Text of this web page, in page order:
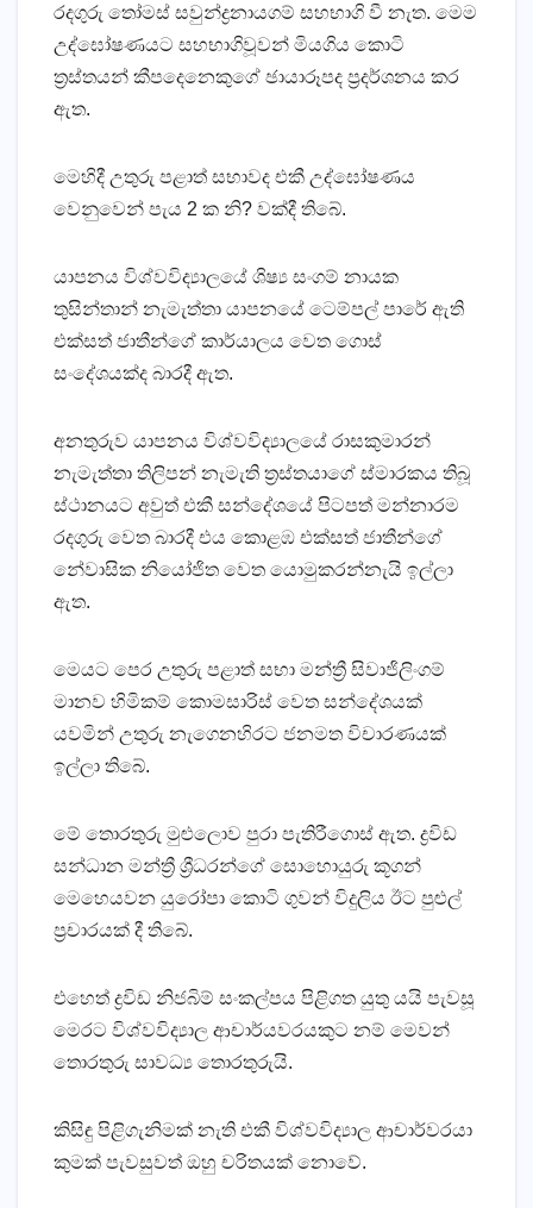
රදගුරු තෝමස්‌ සවුන්ද්‍රනායගම් සහභාගි වී නැත. මෙම
උද්ඝෝෂණයට සහභාගිවූවන් මියගිය කොටි
ත්‍රස්‌තයන් කීපදෙනෙකුගේ ඡායාරූපද ප්‍රදර්ශනය කර
ඇත.
මෙහිදී උතුරු පළාත් සභාවද එකී උද්ඝෝෂණය
වෙනුවෙන් පැය 2 ක නි? වක්‌දී තිබේ.
යාපනය විශ්වවිද්‍යාලයේ ශිෂ්‍ය සංගම් නායක
තුසින්තාන් නැමැත්තා යාපනයේ ටෙම්පල් පාරේ ඇති
එක්‌සත් ජාතීන්ගේ කාර්යාලය වෙත ගොස්‌
සංදේශයක්‌ද බාරදී ඇත.
අනතුරුව යාපනය විශ්වවිද්‍යාලයේ රාසකුමාරන්
නැමැත්තා තිලිපන් නැමැති ත්‍රස්‌තයාගේ ස්‌මාරකය තිබූ
ස්‌ථානයට අවුත් එකී සන්දේශයේ පිටපත් මන්නාරම
රදගුරු වෙත බාරදී එය කොළඹ එක්‌සත් ජාතීන්ගේ
නේවාසික නියෝජිත වෙත යොමුකරන්නැයි ඉල්ලා
ඇත.
මෙයට පෙර උතුරු පළාත් සභා මන්ත්‍රී සිවාජිලිංගම්
මානව හිමිකම් කොමසාරිස්‌ වෙත සන්දේශයක්‌
යවමින් උතුරු නැගෙනහිරට ජනමත විචාරණයක්‌
ඉල්ලා තිබේ.
මේ තොරතුරු මුළුලොව පුරා පැතිරීගොස්‌ ඇත. ද්‍රවිඩ
සන්ධාන මන්ත්‍රී ශ්‍රීධරන්ගේ සොහොයුරු කූගන්
මෙහෙයවන යුරෝපා කොටි ගුවන් විදුලිය ඊට පුළුල්
ප්‍රචාරයක්‌ දී තිබේ.
එහෙත් ද්‍රවිඩ නිජබිම් සංකල්පය පිළිගත යුතු යයි පැවසූ
මෙරට විශ්වවිද්‍යාල ආචාර්යවරයකුට නම් මෙවන්
තොරතුරු සාවධ්‍ය තොරතුරුයි.
කිසිඳු පිළිගැනිමක්‌ නැති එකී විශ්වවිද්‍යාල ආචාර්වරයා
කුමක්‌ පැවසුවත් ඔහු චරිතයක්‌ නොවේ.